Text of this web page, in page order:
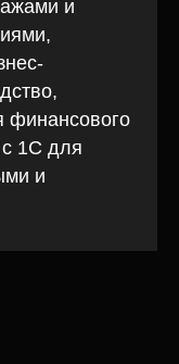
и
финансового
с 1С для
и